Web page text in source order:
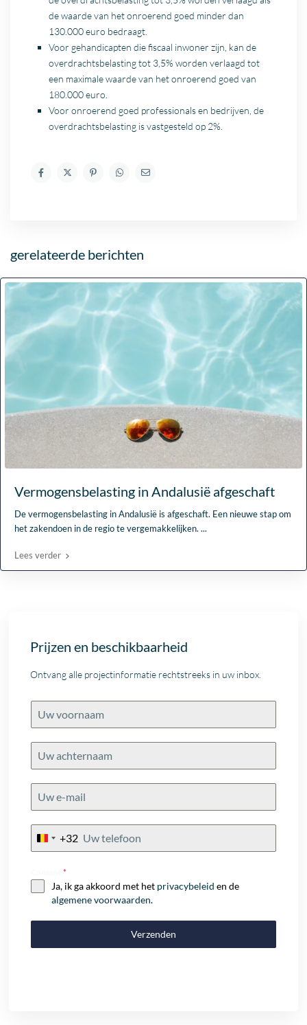
de waarde van het onroerend goed minder dan
130.000 euro bedraagt.
Voor gehandicapten die fiscaal inwoner zijn, kan de
overdrachtsbelasting tot 3,5% worden verlaagd tot
een maximale waarde van het onroerend goed van
180.000 euro.
Voor onroerend goed professionals en bedrijven, de
overdrachtsbelasting is vastgesteld op 2%.
gerelateerde berichten
Vermogensbelasting in Andalusië afgeschaft
De vermogensbelasting in Andalusië is afgeschaft. Een nieuwe stap om
het zakendoen in de regio te vergemakkelijken....
Lees verder
Prijzen en beschikbaarheid
Ontvang alle projectinformatie rechtstreeks in uw inbox.
Belgium
+32
Consent*
Ja, ik ga akkoord met het privacybeleid en de
algemene voorwaarden.
Verzenden